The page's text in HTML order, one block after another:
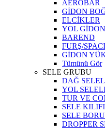
AEROBAR
GİDON
ELCİKLER
YOL
BAREND
FURŞ/
GİDON
Tümünü Gör
SELE GRUBU
DAĞ
YOL
TUR VE
SELE KILIFI
SELE
DROPPER